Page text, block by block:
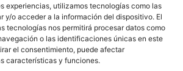
experiencias, utilizamos tecnologías como las
y/o acceder a la información del dispositivo. El
tecnologías nos permitirá procesar datos como
o las identificaciones únicas en este
el consentimiento, puede afectar
características y funciones.
de manera temporal o
a permitir el acceso a los
y/o contenidos por parte
Igualmente, se obliga a